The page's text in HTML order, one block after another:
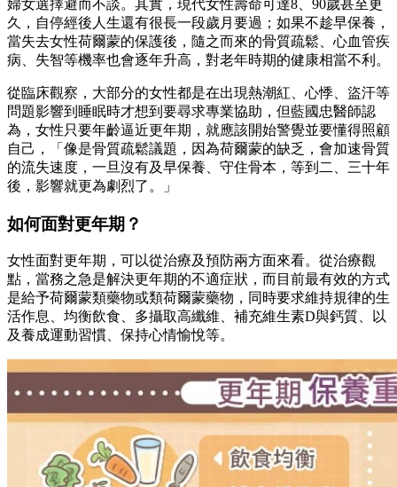
婦女選擇避而不談。其實，現代女性壽命可達8、90歲甚至更
久，自停經後人生還有很長一段歲月要過；如果不趁早保養，
當失去女性荷爾蒙的保護後，隨之而來的骨質疏鬆、心血管疾
病、失智等機率也會逐年升高，對老年時期的健康相當不利。
從臨床觀察，大部分的女性都是在出現熱潮紅、心悸、盜汗等
問題影響到睡眠時才想到要尋求專業協助，但藍國忠醫師認
為，女性只要年齡逼近更年期，就應該開始警覺並要懂得照顧
自己，「像是骨質疏鬆議題，因為荷爾蒙的缺乏，會加速骨質
的流失速度，一旦沒有及早保養、守住骨本，等到二、三十年
後，影響就更為劇烈了。」
如何面對更年期？
女性面對更年期，可以從治療及預防兩方面來看。從治療觀
點，當務之急是解決更年期的不適症狀，而目前最有效的方式
是給予荷爾蒙類藥物或類荷爾蒙藥物，同時要求維持規律的生
活作息、均衡飲食、多攝取高纖維、補充維生素D與鈣質、以
及養成運動習慣、保持心情愉悅等。